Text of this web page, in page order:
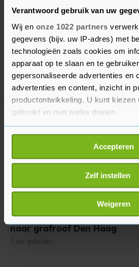
Verantwoord gebruik van uw
Wij en onze 1022 partners
gegevens (bijv. uw IP-adres) met
technologieën zoals cookies om
apparaat op te slaan en te
gepersonaliseerde advertenties en
advertenties en content, inzicht in
productontwikkeling. U kunt kiezen
gebruikt en met welke doelen.
Als u het toestaat, willen we ook
Informatie verzamelen over
locatie, die tot een paar meter
Uw apparaat identificeren
scannen op specifieke
Lees meer over hoe uw
verwerkt en stel uw voorkeuren in
U kunt uw toestemming op elk
intrekken in de Cookieverklaring.
Met cookies werkt onze website
Accepteren
Zelf instellen
Weigeren
Meer uit Binnenland
Politie zoekt in Ringvaartplas
moordwapen in zaak-
Nog twee verdachten in
naar grafroof Den Haag
1 uur geleden